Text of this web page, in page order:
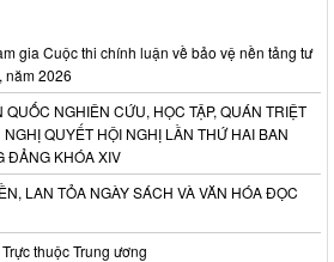
gia Cuộc thi chính luận về bảo vệ nền tảng tư
năm 2026
NGHIÊN CỨU, HỌC TẬP, QUÁN TRIỆT
QUYẾT HỘI NGHỊ LẦN THỨ HAI BAN
ĐẢNG KHÓA XIV
LAN TỎA NGÀY SÁCH VÀ VĂN HÓA ĐỌC
thuộc Trung ương